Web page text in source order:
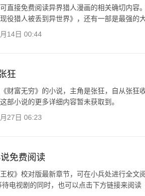
直接免费阅读异界猎人漫画的相关确切内容
役猎人被丢到异世界》，还有一部是最强的
14日 00:44
狂
财富无穷》的小说，主角是张狂，自从张狂
部小说的更多详细内容暂未获取到。
27日 06:23
免费阅读
权》校对版最新章节，可在小兵处进行全文
电视剧的同时，也可以点击下方链接来阅读